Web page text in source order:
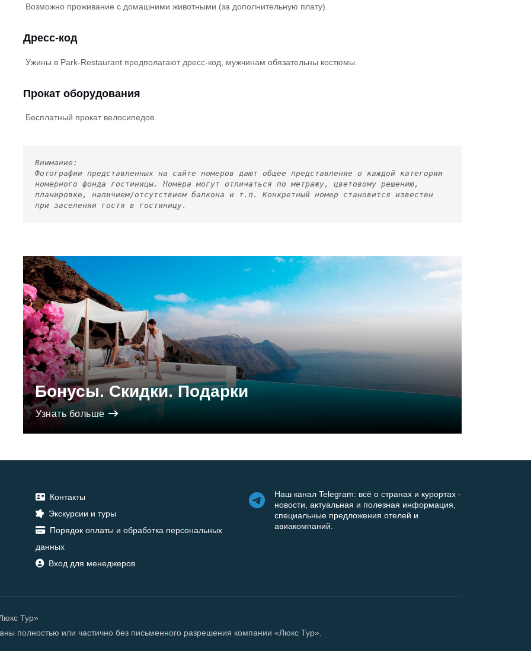
Возможно проживание с домашними животными (за дополнительную плату).
Дресс-код
Ужины в Park-Restaurant предполагают дресс-код, мужчинам обязательны костюмы.
Прокат оборудования
Бесплатный прокат велосипедов.
Внимание:
Фотографии представленных на сайте номеров дают общее представление о каждой категории
номерного фонда гостиницы. Номера могут отличаться по метражу, цветовому решению,
планировке, наличием/отсутствием балкона и т.п. Конкретный номер становится известен
при заселении гостя в гостиницу.
Бонусы. Скидки. Подарки
Узнать больше
Контакты
Экскурсии и туры
Порядок оплаты и обработка персональных
данных
Вход для менеджеров
Наш канал Telegram: всё о странах и курортах -
новости, актуальная и полезная информация,
специальные предложения отелей и
авиакомпаний.
Тур»
полностью или частично без письменного разрешения компании «Люкс Тур».